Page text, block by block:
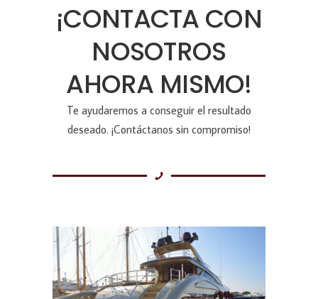
¡CONTACTA CON
NOSOTROS
AHORA MISMO!
Te ayudaremos a conseguir el resultado
deseado. ¡Contáctanos sin compromiso!